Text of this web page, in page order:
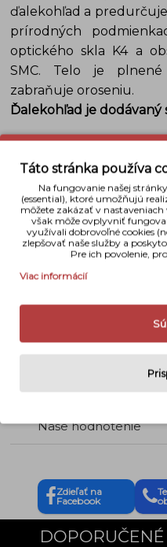
ďalekohľad a
prírodných
optického skla K4 a
SMC. Telo je
zabraňuje oroseniu.
Ďalekohľad je
Detaily
Typ
Použitie
Priblíženie
Priemer objektívu
Zoom
Váha
Naše hodnotenie
Zdieľať na
Facebook
Táto stránka používa
Na fungovanie našej
(essential), ktoré umožňujú
môžete zakázať v
však môže ovplyvniť
využívali dobrovoľné cookies
zlepšovať naše služby a
Pre ich povolenie,
Viac informácií